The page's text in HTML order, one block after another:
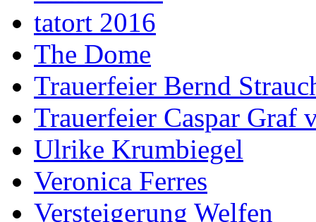
tatort 2016
The Dome
Trauerfeier Bernd
Trauerfeier Caspar Graf
Ulrike Krumbiegel
Veronica Ferres
Versteigerung Welfen